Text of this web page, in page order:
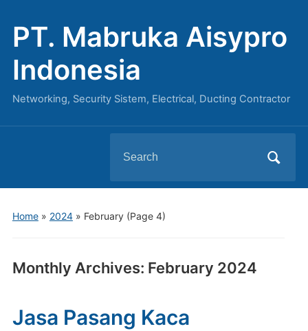
PT. Mabruka Aisypro
Indonesia
Networking, Security Sistem, Electrical, Ducting Contractor
for:
Home» 2024» February(Page 4)
Monthly Archives: February 2024
Jasa Pasang Kaca